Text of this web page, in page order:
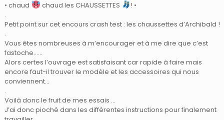
• chaud chaud les CHAUSSETTES
! •
.
Petit point sur cet encours crash test : les chaussettes d’Archibald !
.
Vous êtes nombreuses à m’encourager et à me dire que c’est
fastoche……
Alors certes l’ouvrage est satisfaisant car rapide à faire mais
encore faut-il trouver le modèle et les accessoires qui nous
conviennent…
.
Voilà donc le fruit de mes essais …
J’ai donc pioché dans les différentes instructions pour finalement